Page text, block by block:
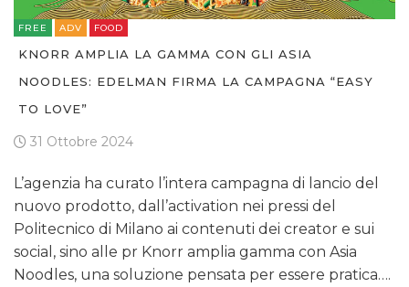
FREE ADV FOOD
KNORR AMPLIA LA GAMMA CON GLI ASIA
NOODLES: EDELMAN FIRMA LA CAMPAGNA “EASY
TO LOVE”
31 Ottobre 2024
L’agenzia ha curato l’intera campagna di lancio del
nuovo prodotto, dall’activation nei pressi del
Politecnico di Milano ai contenuti dei creator e sui
social, sino alle pr Knorr amplia gamma con Asia
Noodles, una soluzione pensata per essere pratica….